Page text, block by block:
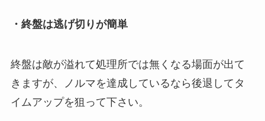
・終盤は逃げ切りが簡単
終盤は敵が溢れて処理所では無くなる場面が出て
きますが、ノルマを達成しているなら後退してタ
イムアップを狙って下さい。